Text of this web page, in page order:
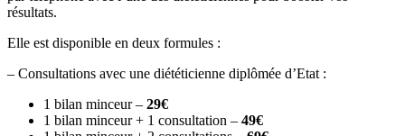
résultats.
Elle est disponible en deux formules :
– Consultations avec une diététicienne diplômée d’Etat :
1 bilan minceur – 29€
1 bilan minceur + 1 consultation – 49€